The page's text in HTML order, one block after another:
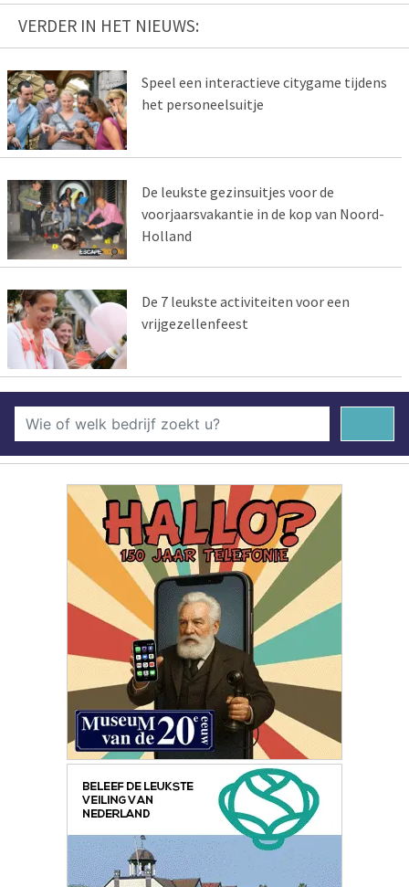
VERDER IN HET NIEUWS:
Speel een interactieve citygame tijdens
het personeelsuitje
De leukste gezinsuitjes voor de
voorjaarsvakantie in de kop van Noord-
Holland
De 7 leukste activiteiten voor een
vrijgezellenfeest